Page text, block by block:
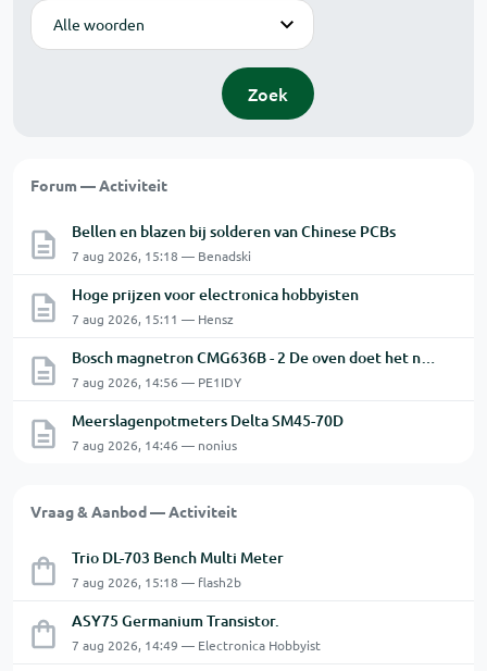
Modus
Zoek
Forum — Activiteit
Bellen en blazen bij solderen van Chinese PCBs
7 aug 2026, 15:18 — Benadski
Hoge prijzen voor electronica hobbyisten
7 aug 2026, 15:11 — Hensz
Bosch magnetron CMG636B - 2 De oven doet het niet goed.
7 aug 2026, 14:56 — PE1IDY
Meerslagenpotmeters Delta SM45-70D
7 aug 2026, 14:46 — nonius
Vraag & Aanbod — Activiteit
Trio DL-703 Bench Multi Meter
7 aug 2026, 15:18 — flash2b
ASY75 Germanium Transistor.
7 aug 2026, 14:49 — Electronica Hobbyist